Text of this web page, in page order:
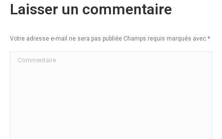
Laisser un commentaire
Votre adresse e-mail ne sera pas publiée Champs requis marqués avec *
Commentaire